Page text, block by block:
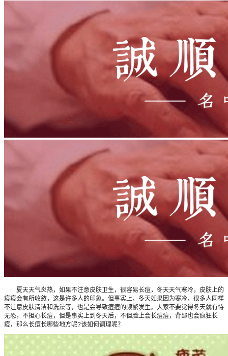
夏天天气炎热，如果不注意皮肤卫生，很容易长痘，冬天天气寒冷，皮肤上的
痘痘会有所收敛，这是许多人的印象。但事实上，冬天如果因为寒冷，很多人同样
不注意皮肤清洁和洗澡等，也是会导致痘痘的频繁发生。大家不要觉得冬天就有恃
无恐，不担心长痘，但是事实上到冬天后，不但脸上会长痘痘，背部也会疯狂长
痘，那么长痘长哪些地方呢?该如何调理呢？